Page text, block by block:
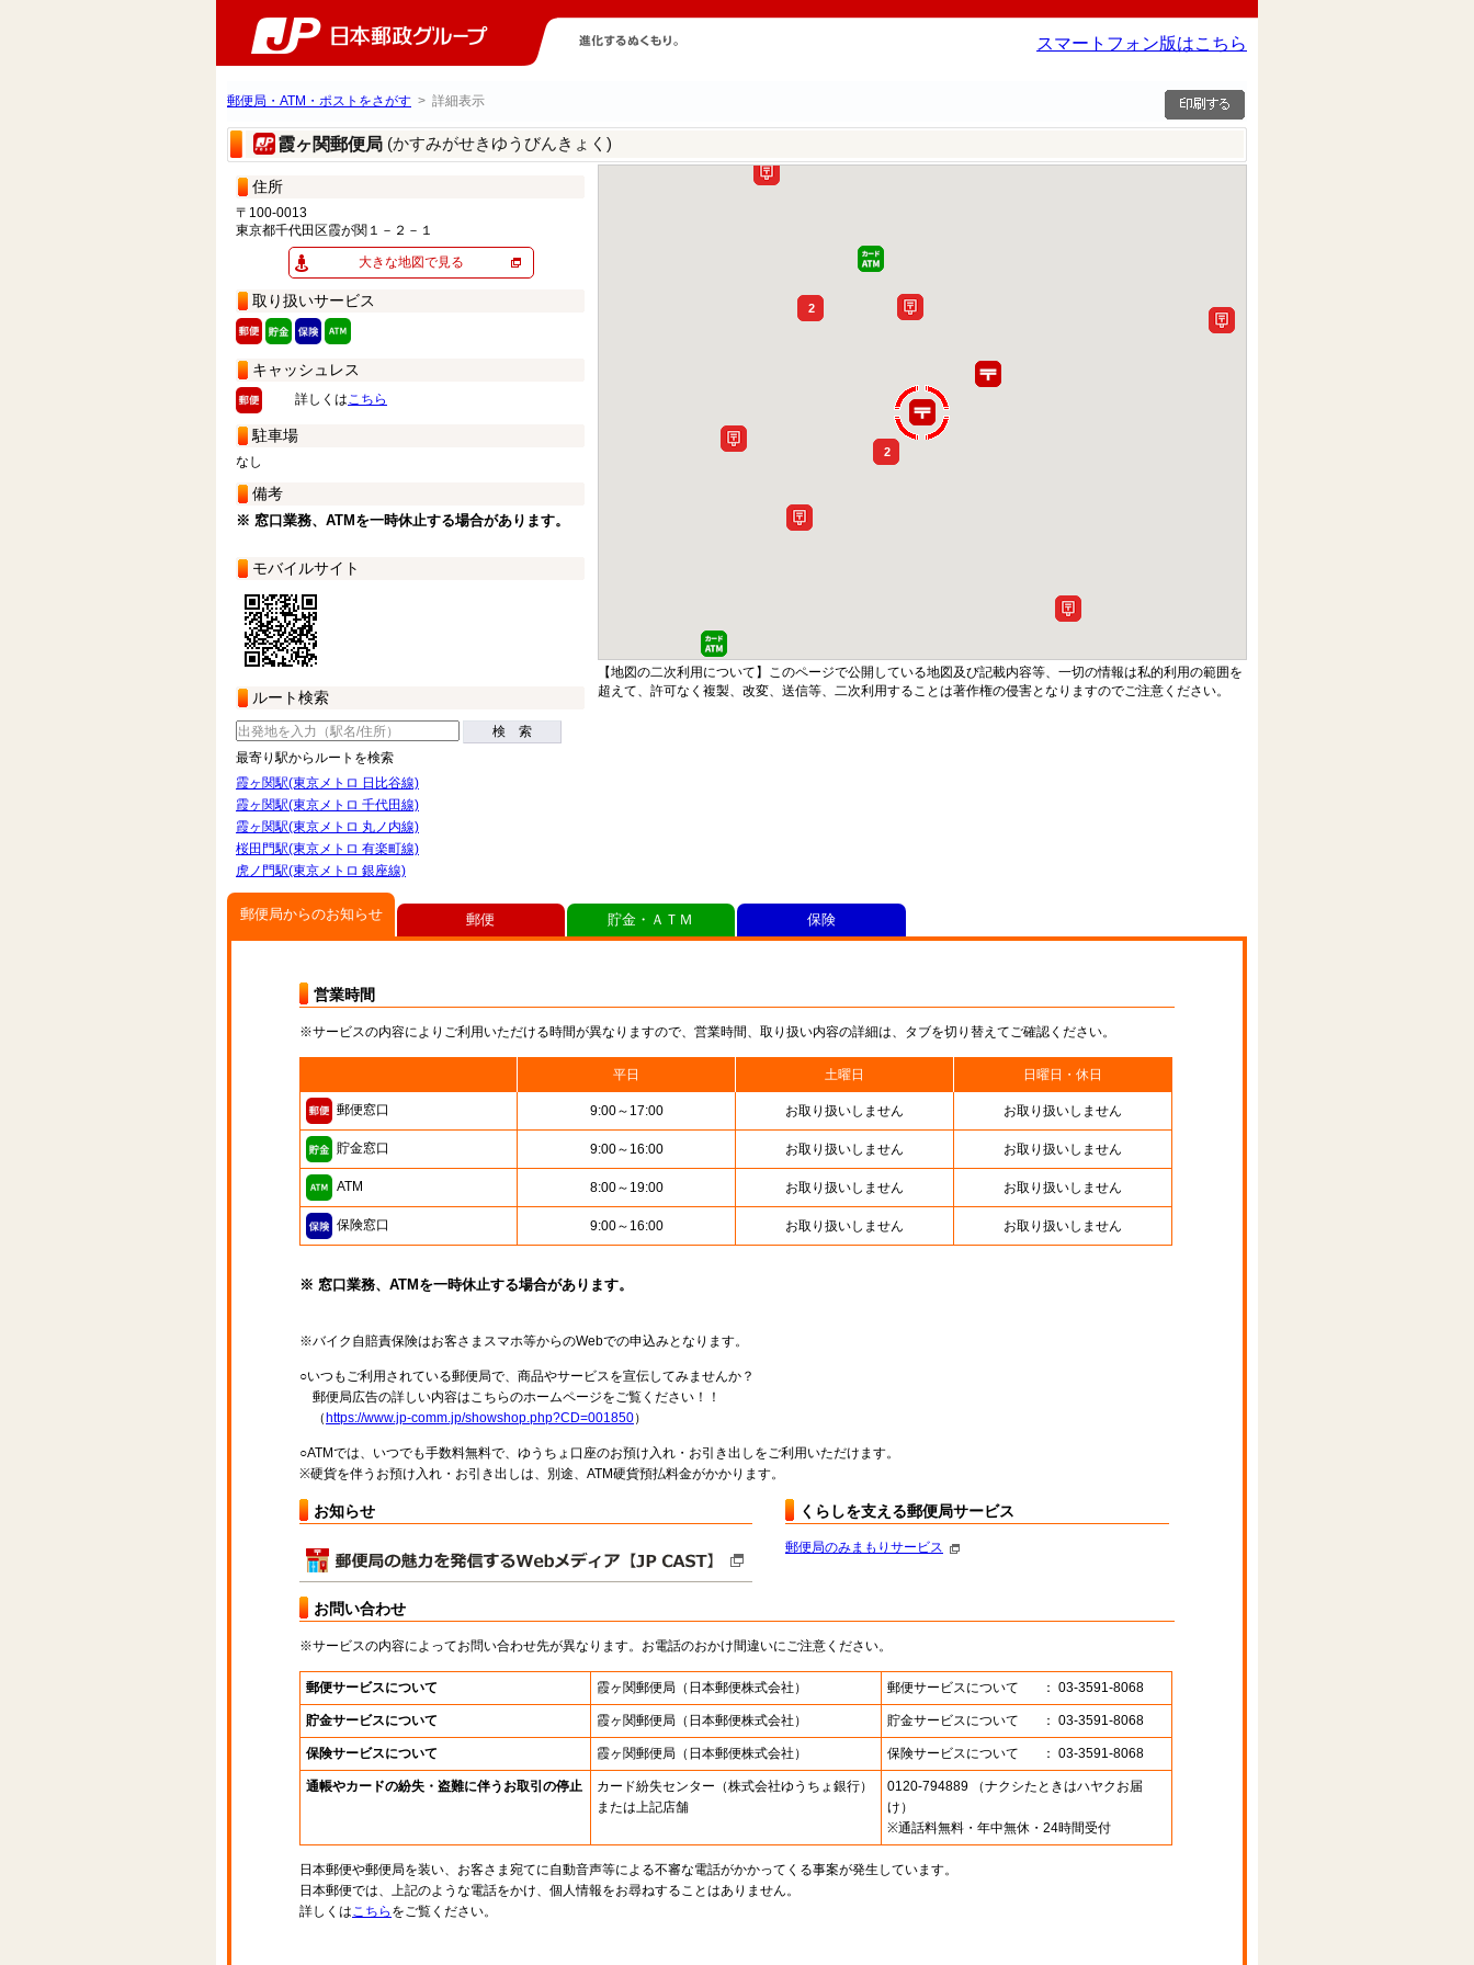
スマートフォン版はこちら
郵便局・ATM・ポストをさがす > 詳細表示
霞ヶ関郵便局 (かすみがせきゆうびんきょく)
住所
〒100-0013
東京都千代田区霞が関１－２－１
大きな地図で見る
取り扱いサービス
キャッシュレス
詳しくはこちら
駐車場
なし
備考
※ 窓口業務、ATMを一時休止する場合があります。
モバイルサイト
ルート検索
検 索
最寄り駅からルートを検索
霞ヶ関駅(東京メトロ 日比谷線)
霞ヶ関駅(東京メトロ 千代田線)
霞ヶ関駅(東京メトロ 丸ノ内線)
桜田門駅(東京メトロ 有楽町線)
虎ノ門駅(東京メトロ 銀座線)
2
2
【地図の二次利用について】このページで公開している地図及び記載内容等、一切の情報は私的利用の範囲を
超えて、許可なく複製、改変、送信等、二次利用することは著作権の侵害となりますのでご注意ください。
郵便局からのお知らせ
営業時間
※サービスの内容によりご利用いただける時間が異なりますので、営業時間、取り扱い内容の詳細は、タブを切り替えてご確認ください。
平日 土曜日 日曜日・休日
郵便窓口 9:00～17:00 お取り扱いしません お取り扱いしません
貯金窓口 9:00～16:00 お取り扱いしません お取り扱いしません
ATM 8:00～19:00 お取り扱いしません お取り扱いしません
保険窓口 9:00～16:00 お取り扱いしません お取り扱いしません
※ 窓口業務、ATMを一時休止する場合があります。
※バイク自賠責保険はお客さまスマホ等からのWebでの申込みとなります。
○いつもご利用されている郵便局で、商品やサービスを宣伝してみませんか？
郵便局広告の詳しい内容はこちらのホームページをご覧ください！！
（ https://www.jp-comm.jp/showshop.php?CD=001850）
○ATMでは、いつでも手数料無料で、ゆうちょ口座のお預け入れ・お引き出しをご利用いただけます。
※硬貨を伴うお預け入れ・お引き出しは、別途、ATM硬貨預払料金がかかります。
お知らせ くらしを支える郵便局サービス
郵便局のみまもりサービス
お問い合わせ
※サービスの内容によってお問い合わせ先が異なります。お電話のおかけ間違いにご注意ください。
郵便サービスについて 霞ヶ関郵便局 （日本郵便株式会社） 郵便サービスについて ： 03-3591-8068
貯金サービスについて 霞ヶ関郵便局 （日本郵便株式会社） 貯金サービスについて ： 03-3591-8068
保険サービスについて 霞ヶ関郵便局 （日本郵便株式会社） 保険サービスについて ： 03-3591-8068
通帳やカードの紛失・盗難に伴うお取引の停止 カード紛失センター （株式会社ゆうちょ銀行）
または上記店舗
0120-794889 （ナクシたときはハヤクお届
け）
※通話料無料・年中無休・24時間受付
日本郵便や郵便局を装い、お客さま宛てに自動音声等による不審な電話がかかってくる事案が発生しています。
日本郵便では、上記のような電話をかけ、個人情報をお尋ねすることはありません。
詳しくはこちら をご覧ください。
郵便 貯金・ＡＴＭ 保険